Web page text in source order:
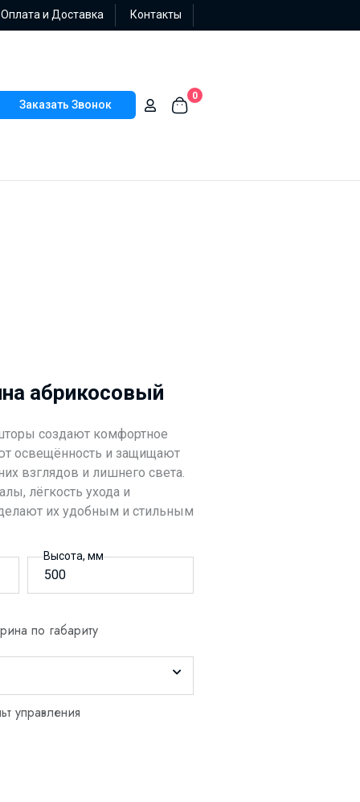
Оплата и Доставка Контакты
Заказать Звонок
0
абрикосовый
создают комфортное
освещённость и защищают
взглядов и лишнего света.
лёгкость ухода и
их удобным и стильным
Высота, мм
по габариту
управления